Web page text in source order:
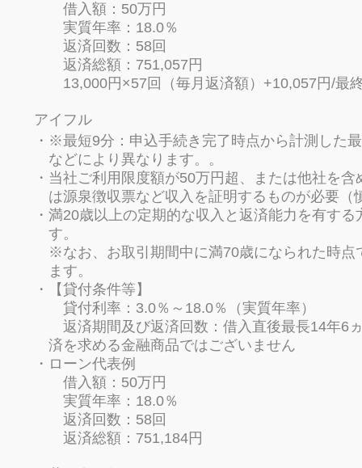
借入額：50万円
実質年率：18.0％
返済回数：58回
返済総額：751,057円
13,000円×57回（毎月返済額）+10,057円/最
アイフル
※最短9分：申込手続き完了時点から計測した
などにより異なります。。
当社ご利用限度額が50万円超、または他社を
は源泉徴収票など収入を証明するものが必要（
満20歳以上の定期的な収入と返済能力を有す
す。
※なお、お取引期間中に満70歳になられた時
ます。
【貸付条件等】
貸付利率：3.0％～18.0％（実質年率）
返済期間及び返済回数：借入直後最長14年6
済を求める金融商品ではございません
ローン代表例
借入額：50万円
実質年率：18.0％
返済回数：58回
返済総額：751,184円